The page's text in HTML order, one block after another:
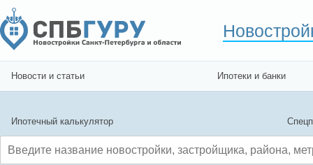
Новости и статьи Ипотеки и банки
Ипотечный калькулятор